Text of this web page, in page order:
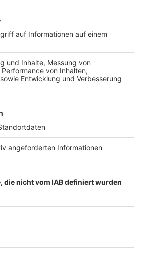
von Rhein und Erft
in Köln-Deutz: Entschärfung noch
in Köln nach Angriff in